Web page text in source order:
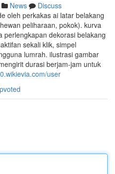
News
Discuss
oleh perkakas ai latar belakang
peliharaan, pokok). kurva
perlengkapan dekorasi belakang
sekali klik, simpel
lumrah. ilustrasi gambar
durasi berjam-jam untuk
user